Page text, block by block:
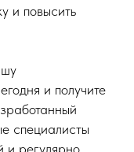
и повысить
и получите
специалисты
и регулярно